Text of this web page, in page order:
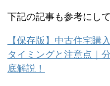
下記の記事も参考にし
【保存版】中古住宅購
タイミングと注意点｜
底解説！